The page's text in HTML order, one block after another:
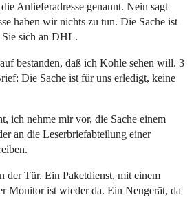
Anlieferadresse genannt. Nein sagt
haben wir nichts zu tun. Die Sache ist
sich an DHL.
bestanden, daß ich Kohle sehen will. 3
Die Sache ist für uns erledigt, keine
ich nehme mir vor, die Sache einem
an die Leserbriefabteilung einer
der Tür. Ein Paketdienst, mit einem
Monitor ist wieder da. Ein Neugerät, da